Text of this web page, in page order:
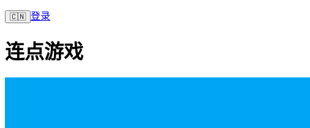
🇨🇳 登录
连点游戏